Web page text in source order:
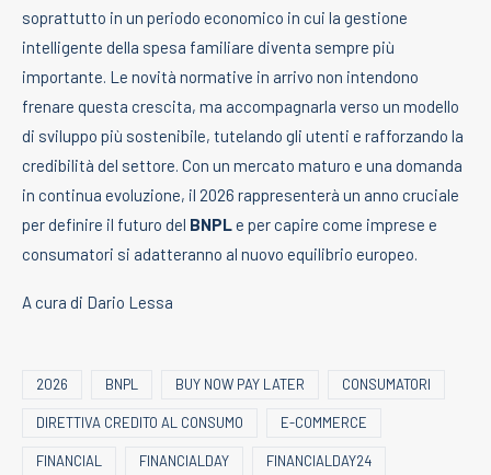
soprattutto in un periodo economico in cui la gestione
intelligente della spesa familiare diventa sempre più
importante. Le novità normative in arrivo non intendono
frenare questa crescita, ma accompagnarla verso un modello
di sviluppo più sostenibile, tutelando gli utenti e rafforzando la
credibilità del settore. Con un mercato maturo e una domanda
in continua evoluzione, il 2026 rappresenterà un anno cruciale
per definire il futuro del BNPLe per capire come imprese e
consumatori si adatteranno al nuovo equilibrio europeo.
A cura di Dario Lessa
2026 BNPL BUY NOW PAY LATER CONSUMATORI
DIRETTIVA CREDITO AL CONSUMO E-COMMERCE
FINANCIAL FINANCIALDAY FINANCIALDAY24